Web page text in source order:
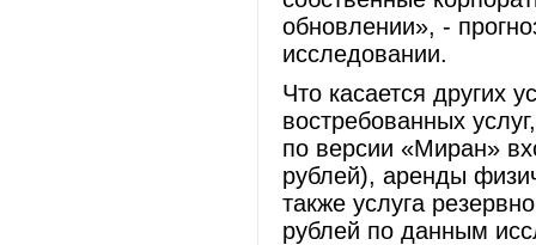
обновлении», -
исследовании.
Что касается других
востребованных
по версии «Миран»
рублей), аренды
также услуга
рублей по данным